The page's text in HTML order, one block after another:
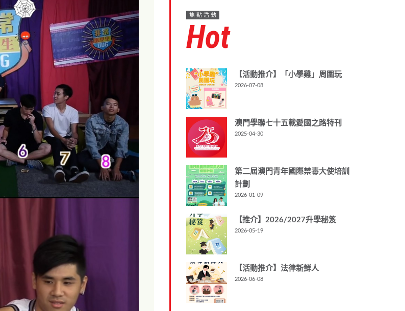
焦點活動
Hot
【活動推介】「小學雞」周圍玩
2026-07-08
澳門學聯七十五載愛國之路特刊
2025-04-30
第二屆澳門青年國際禁毒大使培訓
計劃
2026-01-09
【推介】2026/2027升學秘笈
2026-05-19
【活動推介】法律新鮮人
2026-06-08